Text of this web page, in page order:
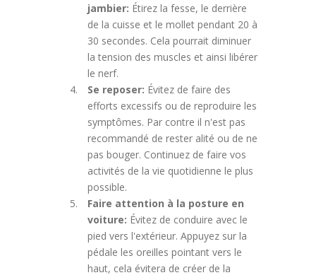
jambier: Étirez la fesse, le derrière
de la cuisse et le mollet pendant 20 à
30 secondes. Cela pourrait diminuer
la tension des muscles et ainsi libérer
le nerf.
Se reposer: Évitez de faire des
efforts excessifs ou de reproduire les
symptômes. Par contre il n'est pas
recommandé de rester alité ou de ne
pas bouger. Continuez de faire vos
activités de la vie quotidienne le plus
possible.
Faire attention à la posture en
voiture: Évitez de conduire avec le
pied vers l'extérieur. Appuyez sur la
pédale les oreilles pointant vers le
haut, cela évitera de créer de la